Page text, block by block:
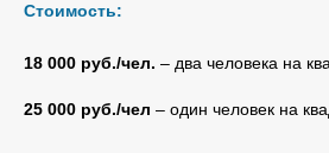
Стоимость:
18 000 руб./чел. – два человека на
25 000 руб./чел – один человек на